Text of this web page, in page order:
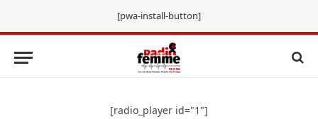
[pwa-install-button]
[radio_player id="1"]